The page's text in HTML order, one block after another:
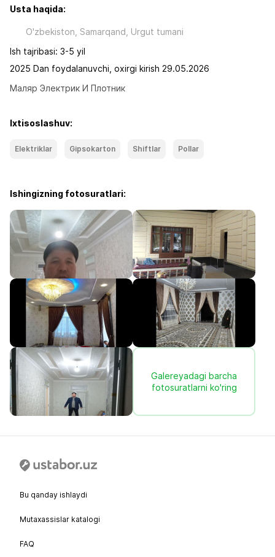
Usta haqida:
O'zbekiston, Samarqand, Urgut tumani
Ish tajribasi: 3-5 yil
2025 Dan foydalanuvchi, oxirgi kirish 29.05.2026
Маляр Электрик И Плотник
Ixtisoslashuv:
Elektriklar Gipsokarton Shiftlar Pollar
Ishingizning fotosuratlari:
Galereyadagi barcha
fotosuratlarni ko'ring
Bu qanday ishlaydi
Mutaxassislar katalogi
FAQ